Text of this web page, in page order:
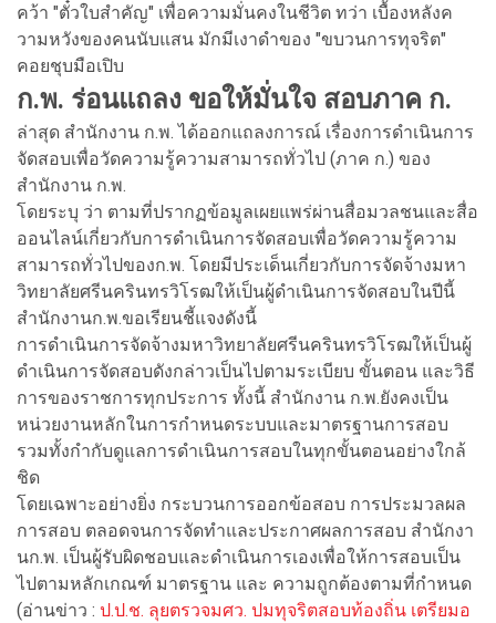
คว้า "ตั๋วใบสำคัญ" เพื่อความมั่นคงในชีวิต ทว่า เบื้องหลังค
วามหวังของคนนับแสน มักมีเงาดำของ "ขบวนการทุจริต"
คอยชุบมือเปิบ
ก.พ. ร่อนแถลง ขอให้มั่นใจ สอบภาค ก.
ล่าสุด สำนักงาน ก.พ. ได้ออกแถลงการณ์ เรื่องการดำเนินการ
จัดสอบเพื่อวัดความรู้ความสามารถทั่วไป (ภาค ก.) ของ
สำนักงาน ก.พ.
โดยระบุ ว่า ตามที่ปรากฏข้อมูลเผยแพร่ผ่านสื่อมวลชนและสื่อ
ออนไลน์เกี่ยวกับการดำเนินการจัดสอบเพื่อวัดความรู้ความ
สามารถทั่วไปของก.พ. โดยมีประเด็นเกี่ยวกับการจัดจ้างมหา
วิทยาลัยศรีนครินทรวิโรฒให้เป็นผู้ดำเนินการจัดสอบในปีนี้
สำนักงานก.พ.ขอเรียนชี้แจงดังนี้
การดำเนินการจัดจ้างมหาวิทยาลัยศรีนครินทรวิโรฒให้เป็นผู้
ดำเนินการจัดสอบดังกล่าวเป็นไปตามระเบียบ ขั้นตอน และวิธี
การของราชการทุกประการ ทั้งนี้ สำนักงาน ก.พ.ยังคงเป็น
หน่วยงานหลักในการกำหนดระบบและมาตรฐานการสอบ
รวมทั้งกำกับดูแลการดำเนินการสอบในทุกขั้นตอนอย่างใกล้
ชิด
โดยเฉพาะอย่างยิ่ง กระบวนการออกข้อสอบ การประมวลผล
การสอบ ตลอดจนการจัดทำและประกาศผลการสอบ สำนักงา
นก.พ. เป็นผู้รับผิดชอบและดำเนินการเองเพื่อให้การสอบเป็น
ไปตามหลักเกณฑ์ มาตรฐาน และ ความถูกต้องตามที่กำหนด
(อ่านข่าว : ป.ป.ช. ลุยตรวจมศว. ปมทุจริตสอบท้องถิ่น เตรียมอ